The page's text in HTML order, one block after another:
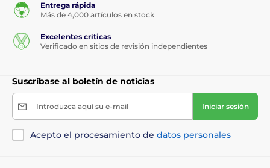
Entrega rápida
Más de 4,000 artículos en stock
Excelentes críticas
Verificado en sitios de revisión independientes
Suscríbase al boletín de noticias
Introduzca aquí su e-mail Iniciar sesión
Acepto el procesamiento de datos personales